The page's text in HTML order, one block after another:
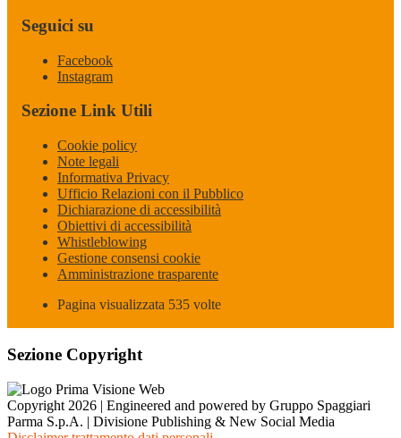
Seguici su
Facebook
Instagram
Sezione Link Utili
Cookie policy
Note legali
Informativa Privacy
Ufficio Relazioni con il Pubblico
Dichiarazione di accessibilità
Obiettivi di accessibilità
Whistleblowing
Gestione consensi cookie
Amministrazione trasparente
Pagina visualizzata 535 volte
Sezione Copyright
Copyright 2026 | Engineered and powered by Gruppo Spaggiari
Parma S.p.A. | Divisione Publishing & New Social Media